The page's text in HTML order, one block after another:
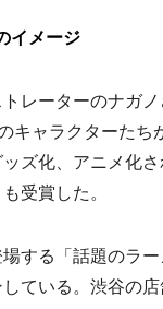
イメージ
レーターのナガ
キャラクターたち
ズ化、アニメ化
受賞した。
する「話題のラ
ている。渋谷の